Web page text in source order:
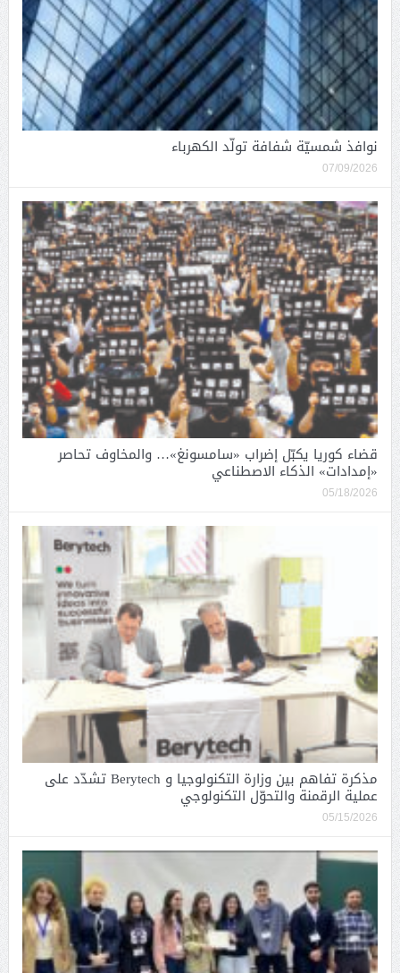
نوافذ شمسيّة شفافة تولّد الكهرباء
07/09/2026
قضاء كوريا يكبّل إضراب «سامسونغ»… والمخاوف تحاصر
«إمدادات» الذكاء الاصطناعي
05/18/2026
مذكرة تفاهم بين وزارة التكنولوجيا و Berytech تشدّد على
عملية الرقمنة والتحوّل التكنولوجي
05/15/2026